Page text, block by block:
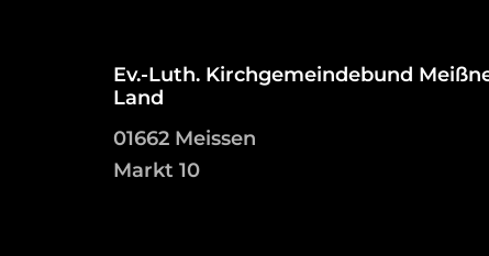
Ev.-Luth. Kirchgemeindebund
Land
01662 Meissen
Markt 10